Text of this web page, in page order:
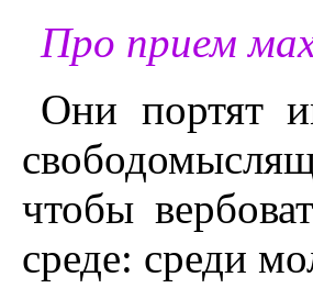
Про прием
Они портят
чтобы
среде: среди